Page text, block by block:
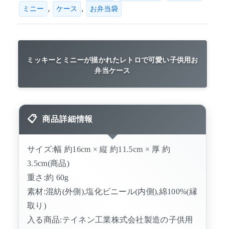
ミニー , ケース , お弁当袋
ミッキーとミニーが描かれたレトロで可愛い子供用お
弁当ケース
商品詳細情報
サイズ:幅 約16cm × 縦 約11.5cm × 厚 約
3.5cm(商品)
重さ:約 60g
素材:混紡(外側),塩化ビニール(内側),綿100%(縁
取り)
入る商品:テイネン工業株式会社製造の子供用